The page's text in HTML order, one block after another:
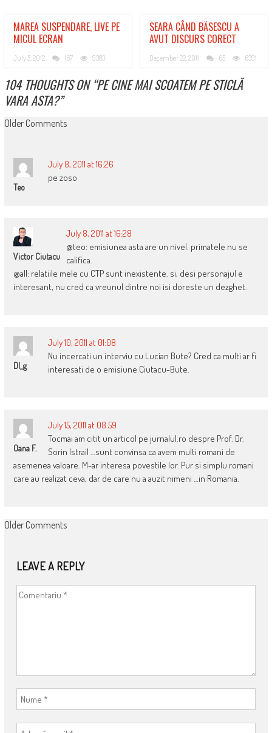
MAREA SUSPENDARE, LIVE PE
MICUL ECRAN
July 5, 2012 167 9383
SEARA CÂND BĂSESCU A
AVUT DISCURS CORECT
December 22, 2011 65 6391
104 THOUGHTS ON “PE CINE MAI SCOATEM PE STICLĂ
VARA ASTA?”
COMMENT
Older Comments
Teo
July 8, 2011 at 16:26
pe zoso
Victor Ciutacu
July 8, 2011 at 16:28
@teo: emisiunea asta are un nivel. primatele nu se
califica.
@all: relatiile mele cu CTP sunt inexistente. si, desi personajul e
interesant, nu cred ca vreunul dintre noi isi doreste un dezghet.
Dl_g
July 10, 2011 at 01:08
Nu incercati un interviu cu Lucian Bute? Cred ca multi ar fi
interesati de o emisiune Ciutacu-Bute.
Oana F.
July 15, 2011 at 08:59
Tocmai am citit un articol pe jurnalul.ro despre Prof. Dr.
Sorin Istrail …sunt convinsa ca avem multi romani de
asemenea valoare. M-ar interesa povestile lor. Pur si simplu romani
care au realizat ceva, dar de care nu a auzit nimeni …in Romania.
COMMENT
Older Comments
LEAVE A REPLY